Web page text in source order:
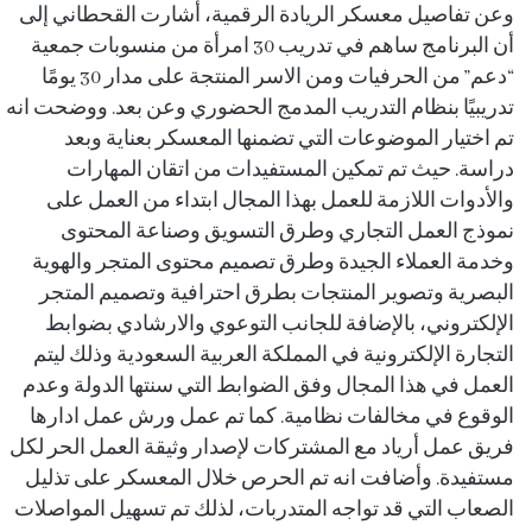
وعن تفاصيل معسكر الريادة الرقمية، أشارت القحطاني إلى
أن البرنامج ساهم في تدريب 30 امرأة من منسوبات جمعية
“دعم” من الحرفيات ومن الاسر المنتجة على مدار 30 يومًا
تدريبيًا بنظام التدريب المدمج الحضوري وعن بعد. ووضحت انه
تم اختيار الموضوعات التي تضمنها المعسكر بعناية وبعد
دراسة. حيث تم تمكين المستفيدات من اتقان المهارات
والأدوات اللازمة للعمل بهذا المجال ابتداء من العمل على
نموذج العمل التجاري وطرق التسويق وصناعة المحتوى
وخدمة العملاء الجيدة وطرق تصميم محتوى المتجر والهوية
البصرية وتصوير المنتجات بطرق احترافية وتصميم المتجر
الإلكتروني، بالإضافة للجانب التوعوي والارشادي بضوابط
التجارة الإلكترونية في المملكة العربية السعودية وذلك ليتم
العمل في هذا المجال وفق الضوابط التي سنتها الدولة وعدم
الوقوع في مخالفات نظامية. كما تم عمل ورش عمل ادارها
فريق عمل أرياد مع المشتركات لإصدار وثيقة العمل الحر لكل
مستفيدة. وأضافت انه تم الحرص خلال المعسكر على تذليل
الصعاب التي قد تواجه المتدربات، لذلك تم تسهيل المواصلات